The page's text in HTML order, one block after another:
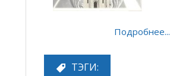
Подробнее...
ТЭГИ: